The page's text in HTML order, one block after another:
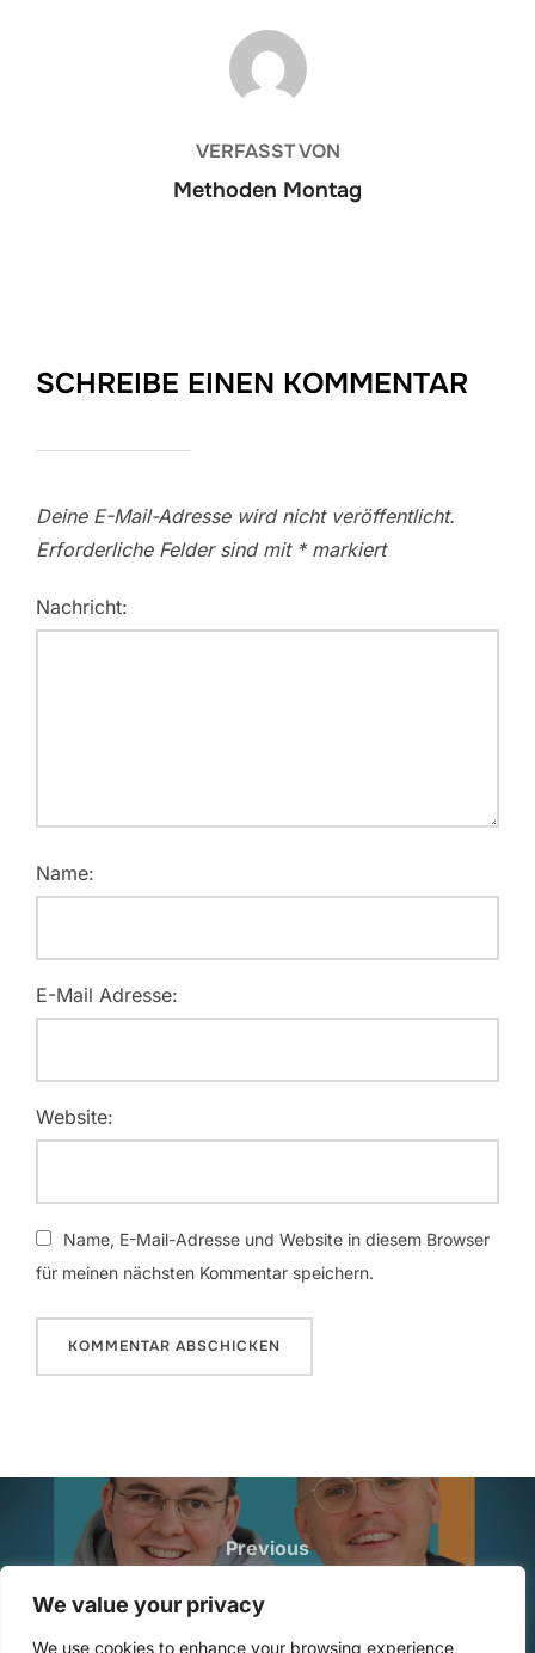
We value your privacy
We use cookies to enhance your browsing experience,
BEITRAGSAUTOR
VERFASST VON
Methoden Montag
SCHREIBE EINEN KOMMENTAR
Deine E-Mail-Adresse wird nicht veröffentlicht.
Erforderliche Felder sind mit *markiert
Nachricht:
Name:
E-Mail Adresse:
Website:
Name, E-Mail-Adresse und Website in diesem Browser
für meinen nächsten Kommentar speichern.
Beitragsnavigation
Previous
Previous
190: Entenangeln im Workshop